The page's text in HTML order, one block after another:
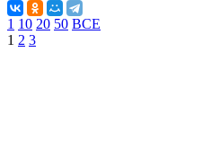
1 10 20 50 ВСЕ
1 2 3